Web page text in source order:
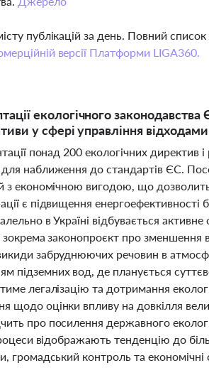
публікацій за день. Повний
версії Платформи LIGA360.
екологічного
у сфері управління відходами
понад 200 екологічних директив
наближення до стандартів ЄС.
з економічною вигодою, що
є підвищення енергоефективності
в Україні відбувається
законопроєкт про зменшення
забруднюючих речовин в
підземних вод, де планується
легалізацію та дотримання
щодо оцінки впливу на довкілля
про посилення державного
відображають тенденцію до
громадський контроль та